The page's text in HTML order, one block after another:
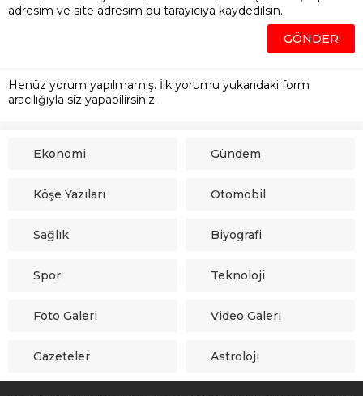
adresim ve site adresim bu tarayıcıya kaydedilsin.
Henüz yorum yapılmamış. İlk yorumu yukarıdaki form
aracılığıyla siz yapabilirsiniz.
Ekonomi Gündem
Köşe Yazıları Otomobil
Sağlık Biyografi
Spor Teknoloji
Foto Galeri Video Galeri
Gazeteler Astroloji